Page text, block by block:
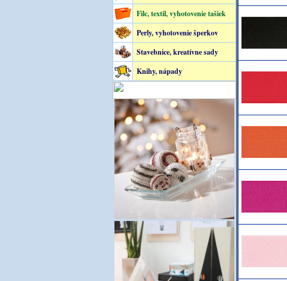
Filc, textil, vyhotovenie tašiek
Perly, vyhotovenie šperkov
Stavebnice, kreatívne sady
Knihy, nápady